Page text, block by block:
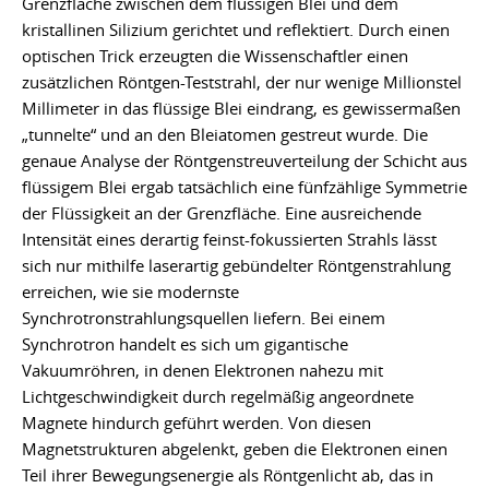
kristallinen Silizium gerichtet und reflektiert. Durch einen
optischen Trick erzeugten die Wissenschaftler einen
zusätzlichen Röntgen-Teststrahl, der nur wenige Millionstel
Millimeter in das flüssige Blei eindrang, es gewissermaßen
„tunnelte“ und an den Bleiatomen gestreut wurde. Die
genaue Analyse der Röntgenstreuverteilung der Schicht aus
flüssigem Blei ergab tatsächlich eine fünfzählige Symmetrie
der Flüssigkeit an der Grenzfläche. Eine ausreichende
Intensität eines derartig feinst-fokussierten Strahls lässt
sich nur mithilfe laserartig gebündelter Röntgenstrahlung
erreichen, wie sie modernste
Synchrotronstrahlungsquellen liefern. Bei einem
Synchrotron handelt es sich um gigantische
Vakuumröhren, in denen Elektronen nahezu mit
Lichtgeschwindigkeit durch regelmäßig angeordnete
Magnete hindurch geführt werden. Von diesen
Magnetstrukturen abgelenkt, geben die Elektronen einen
Teil ihrer Bewegungsenergie als Röntgenlicht ab, das in